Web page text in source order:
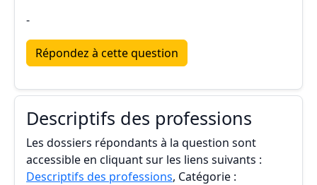
-
Répondez à cette question
Descriptifs des professions
Les dossiers répondants à la question sont
accessible en cliquant sur les liens suivants :
Descriptifs des professions, Catégorie :